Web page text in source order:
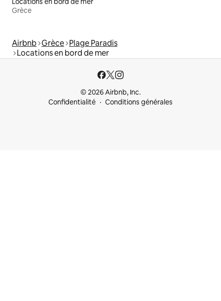
Grèce
Airbnb Grèce Plage Paradis
Locations en bord de mer
© 2026 Airbnb, Inc.
Confidentialité
Conditions générales